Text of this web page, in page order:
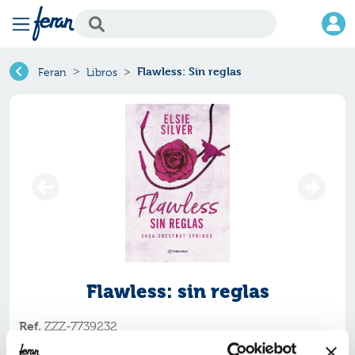
Feran Libros Flawless: Sin reglas
Flawless: sin reglas
Ref. ZZZ-7739232
ISBN: